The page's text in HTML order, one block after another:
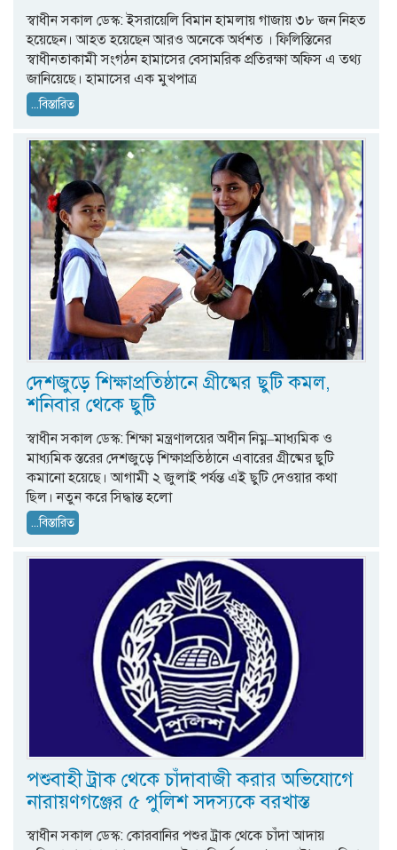
স্বাধীন সকাল ডেস্ক: ইসরায়েলি বিমান হামলায় গাজায় ৩৮ জন নিহত
হয়েছেন। আহত হয়েছেন আরও অনেকে অর্ধশত । ফিলিস্তিনের
স্বাধীনতাকামী সংগঠন হামাসের বেসামরিক প্রতিরক্ষা অফিস এ তথ্য
জানিয়েছে। হামাসের এক মুখপাত্র
...বিস্তারিত
দেশজুড়ে শিক্ষাপ্রতিষ্ঠানে গ্রীষ্মের ছুটি কমল,
শনিবার থেকে ছুটি
স্বাধীন সকাল ডেস্ক: শিক্ষা মন্ত্রণালয়ের অধীন নিম্ন–মাধ্যমিক ও
মাধ্যমিক স্তরের দেশজুড়ে শিক্ষাপ্রতিষ্ঠানে এবারের গ্রীষ্মের ছুটি
কমানো হয়েছে। আগামী ২ জুলাই পর্যন্ত এই ছুটি দেওয়ার কথা
ছিল। নতুন করে সিদ্ধান্ত হলো
...বিস্তারিত
পশুবাহী ট্রাক থেকে চাঁদাবাজী করার অভিযোগে
নারায়ণগঞ্জের ৫ পুলিশ সদস্যকে বরখাস্ত
স্বাধীন সকাল ডেস্ক: কোরবানির পশুর ট্রাক থেকে চাঁদা আদায়